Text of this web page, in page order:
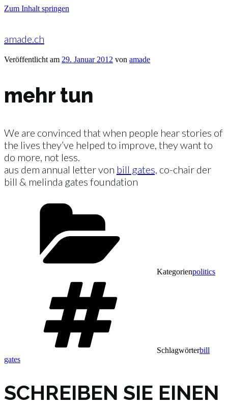
Zum Inhalt springen
amade.ch
Veröffentlicht am 29. Januar 2012 von amade
mehr tun
We are convinced that when people hear stories of
the lives they’ve helped to improve, they want to
do more, not less.
aus dem annual letter von bill gates, co-chair der
bill & melinda gates foundation
Kategorienpolitics
Schlagwörterbill
gates
SCHREIBEN SIE EINEN